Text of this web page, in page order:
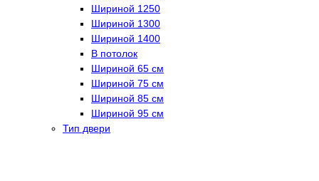
Шириной 1250
Шириной 1300
Шириной 1400
В потолок
Шириной 65 см
Шириной 75 см
Шириной 85 см
Шириной 95 см
Тип двери